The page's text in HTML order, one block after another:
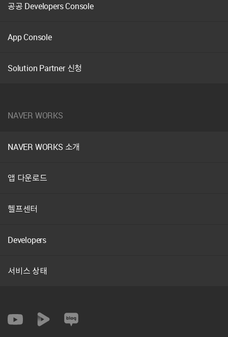
공공 Developers Console
App Console
Solution Partner 신청
NAVER WORKS
NAVER WORKS 소개
앱 다운로드
헬프센터
Developers
서비스 상태
SNS
Youtube